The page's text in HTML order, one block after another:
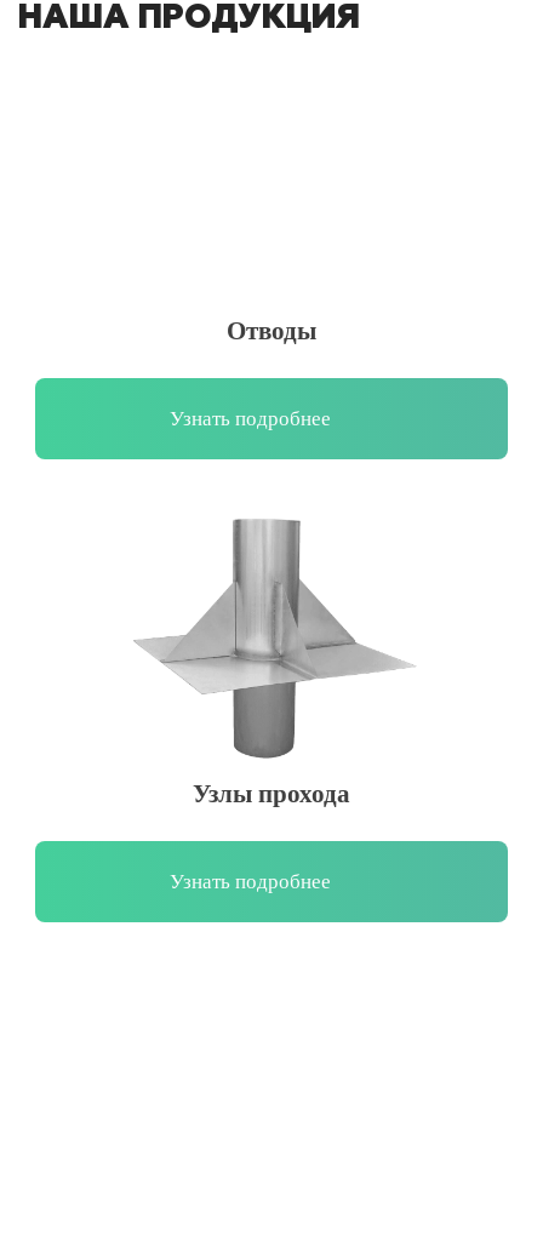
НАША ПРОДУКЦИЯ
Отводы
Узнать подробнее
Узлы прохода
Узнать подробнее